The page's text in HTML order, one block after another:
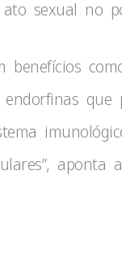
sexual no
benefícios
que